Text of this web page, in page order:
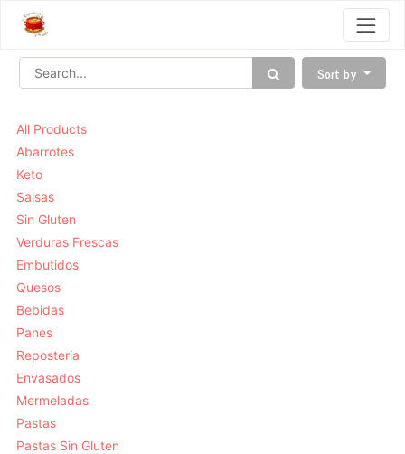
Sort by
All Products
Abarrotes
Keto
Salsas
Sin Gluten
Verduras Frescas
Embutidos
Quesos
Bebidas
Panes
Reposteria
Envasados
Mermeladas
Pastas
Pastas Sin Gluten